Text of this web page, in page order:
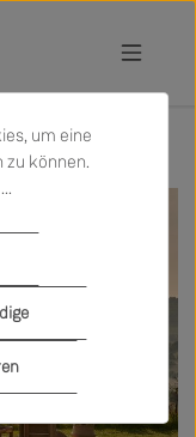
um eine
können.